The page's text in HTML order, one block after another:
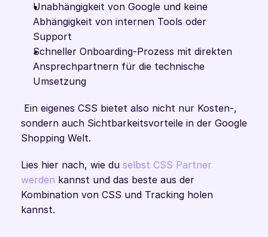
Unabhängigkeit von Google und keine
Abhängigkeit von internen Tools oder
Support
Schneller Onboarding-Prozess mit direkten
Ansprechpartnern für die technische
Umsetzung
Ein eigenes CSS bietet also nicht nur Kosten-,
sondern auch Sichtbarkeitsvorteile in der Google
Shopping Welt.
Lies hier nach, wie du selbst CSS Partner
werden kannst und das beste aus der
Kombination von CSS und Tracking holen
kannst.